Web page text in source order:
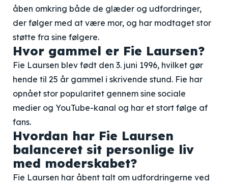
åben omkring både de glæder og udfordringer,
der følger med at være mor, og har modtaget stor
støtte fra sine følgere.
Hvor gammel er Fie Laursen?
Fie Laursen blev født den 3. juni 1996, hvilket gør
hende til 25 år gammel i skrivende stund. Fie har
opnået stor popularitet gennem sine sociale
medier og YouTube-kanal og har et stort følge af
fans.
Hvordan har Fie Laursen
balanceret sit personlige liv
med moderskabet?
Fie Laursen har åbent talt om udfordringerne ved